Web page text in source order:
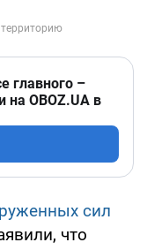
главного –
на OBOZ.UA в
сил
что